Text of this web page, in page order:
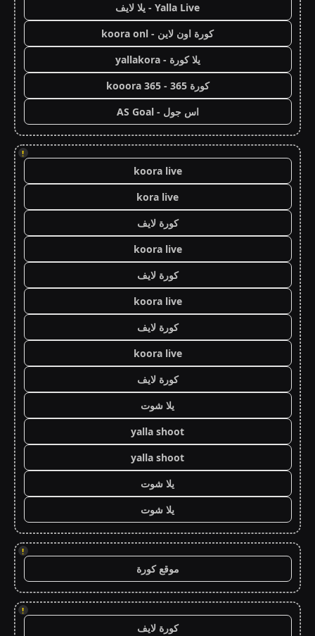
Yalla Live - يلا لايف
كورة اون لاين - koora onl
يلا كورة - yallakora
كورة 365 - kooora 365
اس جول - AS Goal
!
koora live
kora live
كورة لايف
koora live
كورة لايف
koora live
كورة لايف
koora live
كورة لايف
يلا شوت
yalla shoot
yalla shoot
يلا شوت
يلا شوت
!
موقع كورة
!
كورة لايف